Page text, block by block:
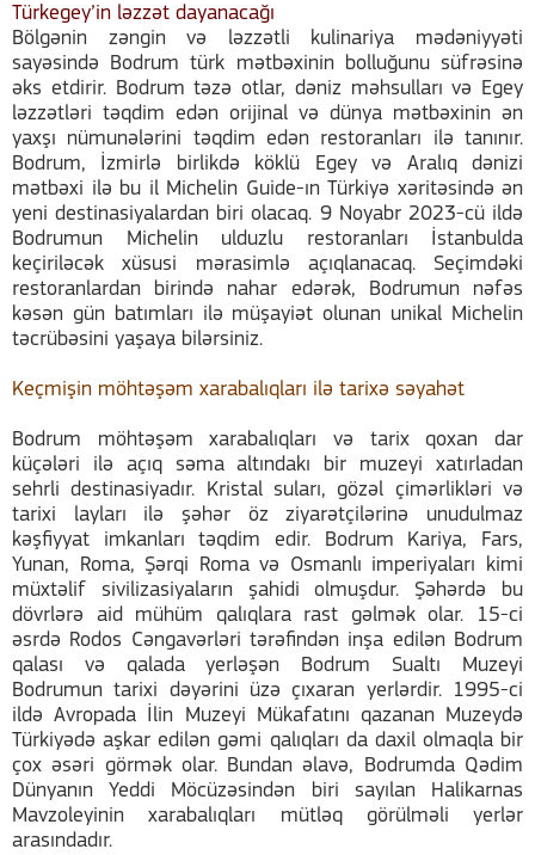
Türkegey’in ləzzət dayanacağı
Bölgənin zəngin və ləzzətli kulinariya mədəniyyəti
sayəsində Bodrum türk mətbəxinin bolluğunu süfrəsinə
əks etdirir. Bodrum təzə otlar, dəniz məhsulları və Egey
ləzzətləri təqdim edən orijinal və dünya mətbəxinin ən
yaxşı nümunələrini təqdim edən restoranları ilə tanınır.
Bodrum, İzmirlə birlikdə köklü Egey və Aralıq dənizi
mətbəxi ilə bu il Michelin Guide-ın Türkiyə xəritəsində ən
yeni destinasiyalardan biri olacaq. 9 Noyabr 2023-cü ildə
Bodrumun Michelin ulduzlu restoranları İstanbulda
keçiriləcək xüsusi mərasimlə açıqlanacaq. Seçimdəki
restoranlardan birində nahar edərək, Bodrumun nəfəs
kəsən gün batımları ilə müşayiət olunan unikal Michelin
təcrübəsini yaşaya bilərsiniz.
Keçmişin möhtəşəm xarabalıqları ilə tarixə səyahət
Bodrum möhtəşəm xarabalıqları və tarix qoxan dar
küçələri ilə açıq səma altındakı bir muzeyi xatırladan
sehrli destinasiyadır. Kristal suları, gözəl çimərlikləri və
tarixi layları ilə şəhər öz ziyarətçilərinə unudulmaz
kəşfiyyat imkanları təqdim edir. Bodrum Kariya, Fars,
Yunan, Roma, Şərqi Roma və Osmanlı imperiyaları kimi
müxtəlif sivilizasiyaların şahidi olmuşdur. Şəhərdə bu
dövrlərə aid mühüm qalıqlara rast gəlmək olar. 15-ci
əsrdə Rodos Cəngavərləri tərəfindən inşa edilən Bodrum
qalası və qalada yerləşən Bodrum Sualtı Muzeyi
Bodrumun tarixi dəyərini üzə çıxaran yerlərdir. 1995-ci
ildə Avropada İlin Muzeyi Mükafatını qazanan Muzeydə
Türkiyədə aşkar edilən gəmi qalıqları da daxil olmaqla bir
çox əsəri görmək olar. Bundan əlavə, Bodrumda Qədim
Dünyanın Yeddi Möcüzəsindən biri sayılan Halikarnas
Mavzoleyinin xarabalıqları mütləq görülməli yerlər
arasındadır.